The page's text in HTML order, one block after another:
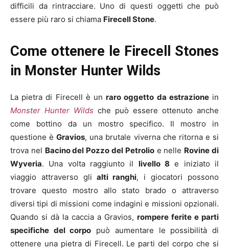
difficili da rintracciare. Uno di questi oggetti che può
essere più raro si chiama Firecell Stone.
Come ottenere le Firecell Stones
in Monster Hunter Wilds
La pietra di Firecell è unraro oggetto da estrazionein
Monster Hunter Wilds che può essere ottenuto anche
come bottino da un mostro specifico. Il mostro in
questione èGravios, una brutale viverna che ritorna e si
trova nel Bacino del Pozzo del Petrolioe nelle Rovine di
Wyveria. Una volta raggiunto il livello 8 e iniziato il
viaggio attraverso gli alti ranghi, i giocatori possono
trovare questo mostro allo stato brado o attraverso
diversi tipi di missioni come indagini e missioni opzionali.
Quando si dà la caccia a Gravios, rompere ferite e parti
specifiche del corpo può aumentare le possibilità di
ottenere una pietra di Firecell. Le parti del corpo che si